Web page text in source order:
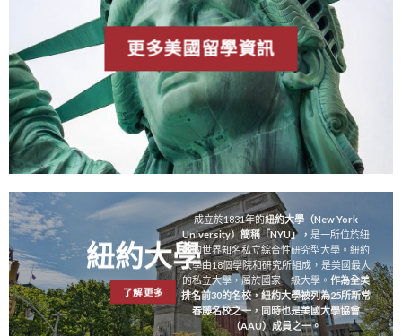
更多美國留學資訊
紐約大學
了解更多
成立於1831年的紐約大學（New York
University）簡稱「NYU」，是一所位於紐
約的世界知名私立綜合性研究型大學。紐約
大學由18個學院和研究所組成，是美國最大
的私立大學，屬於國家一級大學。作為全美
排名前30的名校，紐約大學被列為25所新常
春藤名校之一，同時也是美國大學協會
（AAU）成員之一。